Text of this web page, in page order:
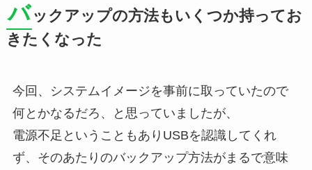
バ ックアップの方法もいくつか持ってお
きたくなった
今回、システムイメージを事前に取っていたので
何とかなるだろ、と思っていましたが、
電源不足ということもありUSBを認識してくれ
ず、そのあたりのバックアップ方法がまるで意味